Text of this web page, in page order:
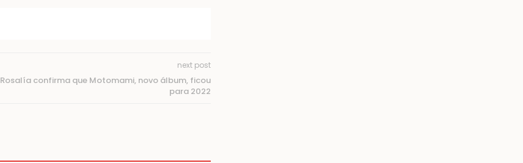
next post
Rosalía confirma que Motomami, novo álbum, ficou
para 2022